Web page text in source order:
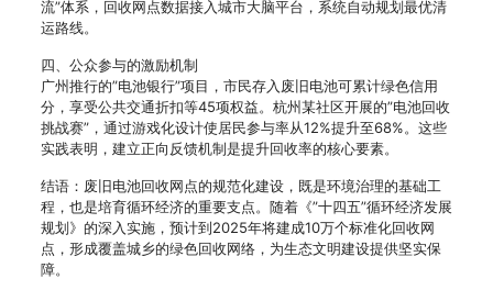
流”体系，回收网点数据接入城市大脑平台，系统自动规划最优清
运路线。
四、公众参与的激励机制
广州推行的”电池银行”项目，市民存入废旧电池可累计绿色信用
分，享受公共交通折扣等45项权益。杭州某社区开展的”电池回收
挑战赛”，通过游戏化设计使居民参与率从12%提升至68%。这些
实践表明，建立正向反馈机制是提升回收率的核心要素。
结语：废旧电池回收网点的规范化建设，既是环境治理的基础工
程，也是培育循环经济的重要支点。随着《”十四五”循环经济发展
规划》的深入实施，预计到2025年将建成10万个标准化回收网
点，形成覆盖城乡的绿色回收网络，为生态文明建设提供坚实保
障。